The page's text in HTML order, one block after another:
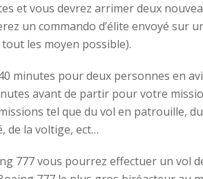
et vous devrez arrimer deux
un commando d’élite envoyé sur
les moyen possible).
minutes pour deux personnes en
avant de partir pour votre
tel que du vol en patrouille,
de la voltige, ect…
777 vous pourrez effectuer un vol